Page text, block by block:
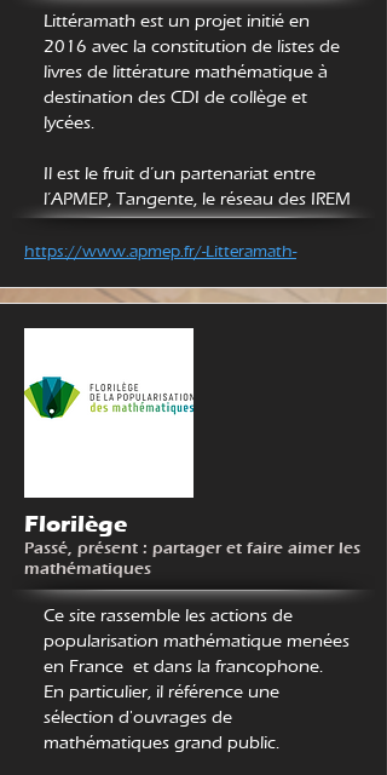
https://www.apmep.fr/-Litteramath-
Florilège
Passé, présent : partager et faire aimer les
mathématiques